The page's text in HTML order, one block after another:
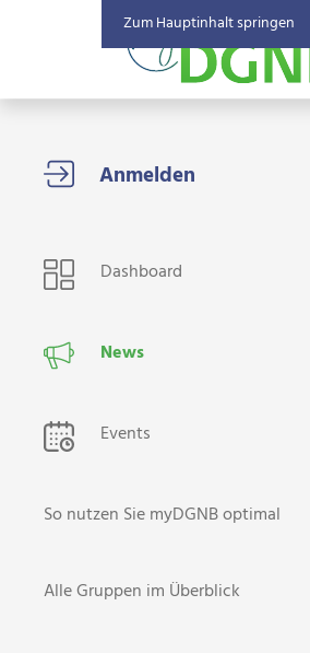
Zum Hauptinhalt springen
USER NAVIGATION
Dashboard
News
Events
So nutzen Sie myDGNB optimal
Alle Gruppen im Überblick